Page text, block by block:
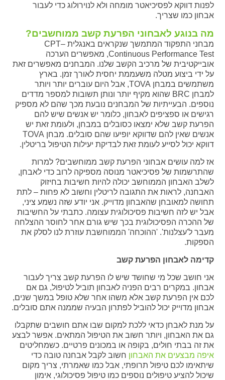
לפנות דווקא לפסיכיאטר מומחה ולא לנוירולוג כדי לעבור
אבחון כמו שצריך.
מה בנוגע לאבחוני הפרעת קשב ממוחשבים?
מבחני התפקוד המתמשך שנקראים באנגלית CPT–
Continuous Performance Test, מאפשרים הערכה
אובייקטיבית של מרכיב הקשב שלנו. המבחנים מאפשרים זאת
על ידי ביצוע מטלה משעממת יחסית לאורך זמן. בארץ
משתמשים במבחן TOVA, אבל היום עוברים יותר ויותר
למבחן BRC שהוא מקיף יותר ונותן תשובות למספר מדדים
נוספים. הבעייתיות של המבחנים נובעת מכך שהם לא מספיק
רגישים או ספציפים לאבחון, כלומר יש אנשים שיש להם
הפרעת קשב שלא ימצאו כסובלים במבחן, ולעומת זאת יש
אנשים שאין להם שדווקא יופיעו שהם סובלים. מבחן TOVA
דווקא יכול לסייע לעומת זאת לבדיקת יעילות הטיפול בריטלין.
אז למה עושים אבחוני הפרעת קשב ממוחשבים? למרות
שהתרשמות של פסיכיאטר מנוסה מספיקה לרוב כדי לאבחן,
לשלב האבחון הממוחשב יכולה להיות חשיבות בחיזוק
האבחנה, לראות את התגובה לריטלין וחשוב לא פחות – לתת
תחושה למאובחן שהאבחון מדוייק. אני יודע שזה נשמע ציני,
אבל יש לזה חשיבות פסיכולוגית עצומה. כתבתי על החשיבות
של ההכרה הפסיכולוגית בכך שיש גורם אחר לחוסר ההצלחה
מעבר ל'עצלנות'. 'ההוכחה' הממוחשבת עוזרת לנו לסלק את
הספקות.
קדימה לאבחון הפרעת קשב
אני חושב שכל מי שחושד שיש לו הפרעת קשב צריך לעבור
אבחון. במקרים רבים הפניה לאבחון תוביל לטיפול, גם אם
לכם אין הפרעת קשב אלא משהו אחר שלא טופל במשך שנים,
אבחון מדוייק יכול להוביל לפתרון הבעיה שממנה אתם סובלים.
על מנת לאבחן כדאי ללכת למקום שבו אתם חושבים שתקבלו
גם את האבחון, ויותר חשוב את הטיפול המתאים. אפשר לבצע
את זה בבתי חולים, בקופה או במכונים פרטיים. כשמחליטים
איפה מבצעים את האבחון חשוב לקבל אבחנה טובה כדי
שיתאימו לכם טיפול תרופתי, אבל כמו שאמרתי, צריך מקום
שיכול להציע טיפולים נוספים כמו טיפול פסיכולוגי, אימון